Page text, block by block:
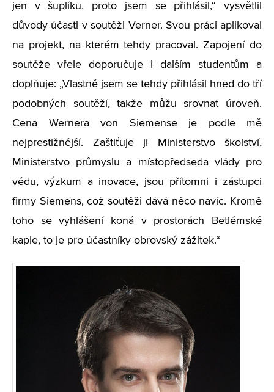
jen v šuplíku, proto jsem se přihlásil,“ vysvětlil
důvody účasti v soutěži Verner. Svou práci aplikoval
na projekt, na kterém tehdy pracoval. Zapojení do
soutěže vřele doporučuje i dalším studentům a
doplňuje: „Vlastně jsem se tehdy přihlásil hned do tří
podobných soutěží, takže můžu srovnat úroveň.
Cena Wernera von Siemense je podle mě
nejprestižnější. Zaštiťuje ji Ministerstvo školství,
Ministerstvo průmyslu a místopředseda vlády pro
vědu, výzkum a inovace, jsou přítomni i zástupci
firmy Siemens, což soutěži dává něco navíc. Kromě
toho se vyhlášení koná v prostorách Betlémské
kaple, to je pro účastníky obrovský zážitek.“